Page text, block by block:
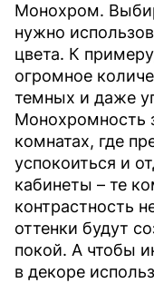
Монохром.
нужно
цвета. К
огромное
темных и даже
Монохромность
комнатах, где
успокоиться и
кабинеты – те
контрастность
оттенки будут
покой. А чтобы
в декоре